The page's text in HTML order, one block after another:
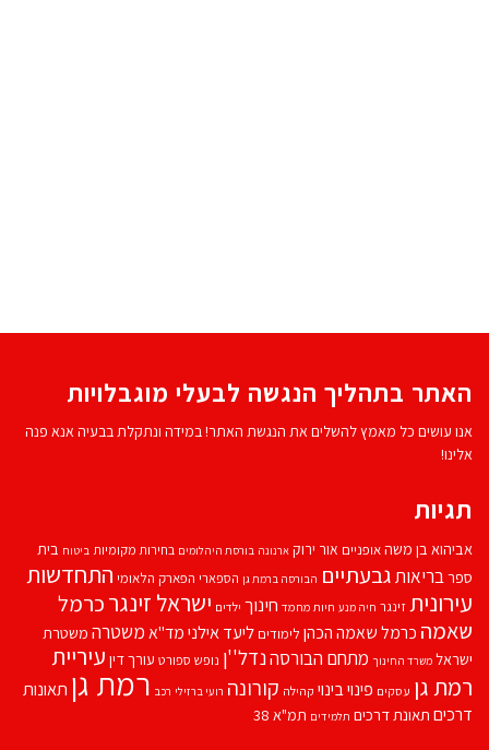
האתר בתהליך הנגשה לבעלי מוגבלויות
אנו עושים כל מאמץ להשלים את הנגשת האתר! במידה ונתקלת בבעיה אנא פנה
אלינו!
תגיות
אביהוא בן משהאופניים אור ירוק ארנונה בורסת היהלומים בחירות מקומיות ביטוח בית
ספרבריאותגבעתיים הבורסה ברמת גן הספארי הפארק הלאומי התחדשות
עירוניתזינגר חיה מנע חיות מחמד חינוך ילדים ישראל זינגרכרמל
שאמה כרמל שאמה הכהן לימודים ליעד אילנימד''אמשטרה משטרת
ישראל משרד החינוך מתחם הבורסהנדל''ן נופש ספורט עורך דין עיריית
רמת גן עסקים פינוי בינוי קהילה קורונה רועי ברזילי רכב רמת גן תאונות
דרכים תאונת דרכים תלמידים תמ"א 38